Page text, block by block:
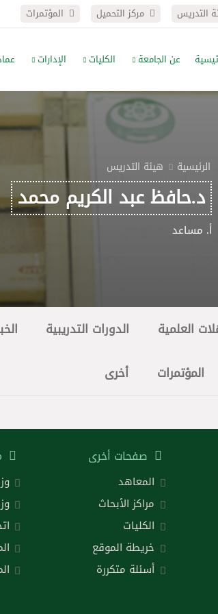
التدريس مركز التحميل المؤتمرات
عن الجامعة الكليات الإدارات
الرئيسية هيئة التدريس
د.حافظ عبد الكريم محمد
أ. مساعد
العلمية الدورات التدريبية
المؤتمرات أخرى
صفحات أخرى
المعاهد
مراكز الأبحاث
الكليات
خريطة الموقع
أسئلة متكررة